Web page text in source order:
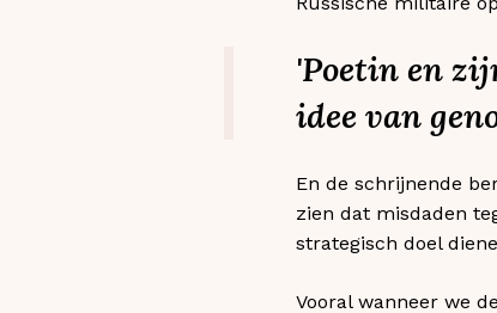
'Poetin en
idee van
En de schrijnende
zien dat misdaden
strategisch doel
Vooral wanneer we